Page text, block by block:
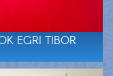
EGRI TIBOR